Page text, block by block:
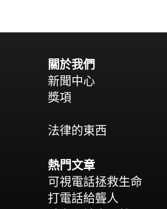
關於我們
新聞中心
獎項
法律的東西
熱門文章
可視電話拯救生命
打電話給聾人